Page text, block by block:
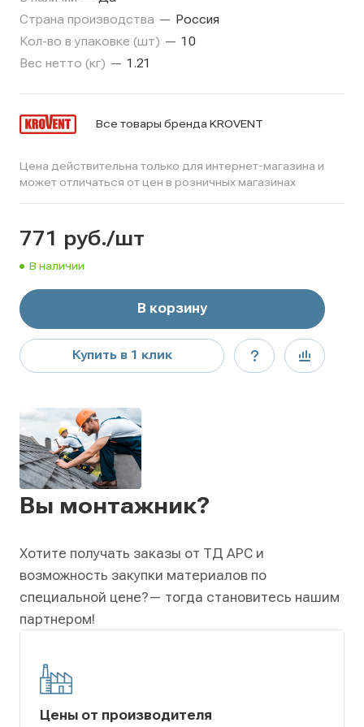
Страна производства — Россия
Кол-во в упаковке (шт) — 10
Вес нетто (кг) — 1.21
Все товары бренда KROVENT
Цена действительна только для интернет-магазина и
может отличаться от цен в розничных магазинах
771 руб./шт
В наличии
В корзину
Купить в 1 клик
Вы монтажник?
Хотите получать заказы от ТД АРС и
возможность закупки материалов по
специальной цене?— тогда становитесь нашим
партнером!
Цены от производителя